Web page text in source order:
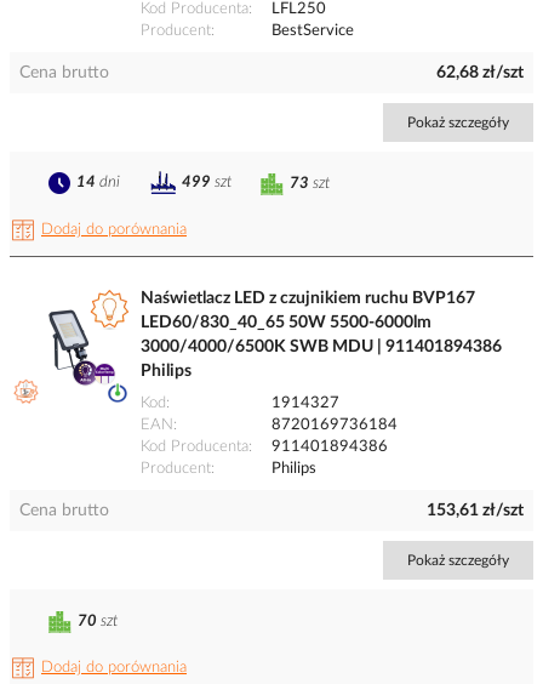
Kod Producenta
LFL250
Producent
BestService
Cena brutto 62,68 zł/szt
Pokaż szczegóły
Dodaj do porównania
73 szt
14 dni 499 szt
Naświetlacz LED z czujnikiem ruchu BVP167
LED60/830_40_65 50W 5500-6000lm
3000/4000/6500K SWB MDU | 911401894386
Philips
Kod
1914327
EAN
8720169736184
Kod Producenta
911401894386
Producent
Philips
Cena brutto 153,61 zł/szt
Pokaż szczegóły
Dodaj do porównania
70 szt